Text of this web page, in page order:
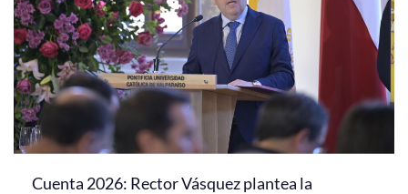
Cuenta 2026: Rector Vásquez plantea la